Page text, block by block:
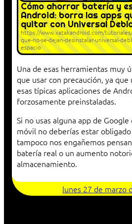
Cómo ahorrar batería y
Android: borra las apps
quitar con Universal
https://www.xatakandroid.com/
que-no-se-dejan-desinstalar-universal-
espacio
Una de esas herramientas muy
que usar con precaución, ya
esas típicas aplicaciones de
forzosamente preinstaladas.
Si no usas alguna app de
móvil no deberías estar
tampoco nos engañemos
batería real o un aumento
almacenamiento.
lunes 27 de marzo